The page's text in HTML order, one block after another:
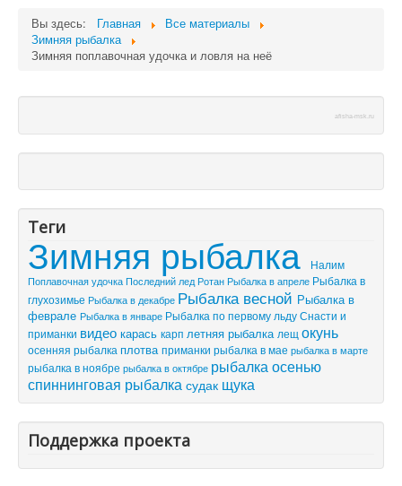
Вы здесь:
Главная
Все материалы
Зимняя рыбалка
Зимняя поплавочная удочка и ловля на неё
afisha-msk.ru
Теги
Зимняя рыбалка
Налим
Поплавочная удочкаПоследний лед Ротан Рыбалка в апреле Рыбалка в
глухозимье Рыбалка в декабре Рыбалка весной Рыбалка в
феврале Рыбалка в январе Рыбалка по первому льдуСнасти и
приманки видео карась карп летняя рыбалка лещ окунь
осенняя рыбалка плотваприманки рыбалка в мае рыбалка в марте
рыбалка в ноябре рыбалка в октябре рыбалка осенью
спиннинговая рыбалкасудак щука
Поддержка проекта